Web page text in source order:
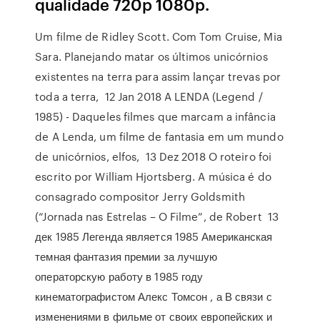
Um filme de Ridley Scott. Com Tom Cruise, Mia
Sara. Planejando matar os últimos unicórnios
existentes na terra para assim lançar trevas por
toda a terra, 12 Jan 2018 A LENDA (Legend /
1985) - Daqueles filmes que marcam a infância
de A Lenda, um filme de fantasia em um mundo
de unicórnios, elfos, 13 Dez 2018 O roteiro foi
escrito por William Hjortsberg. A música é do
consagrado compositor Jerry Goldsmith
(“Jornada nas Estrelas – O Filme”, de Robert 13
дек 1985 Легенда является 1985 Американская
темная фантазия премии за лучшую
операторскую работу в 1985 году
кинематографистом Алекс Томсон , а В связи с
изменениями в фильме от своих европейских и